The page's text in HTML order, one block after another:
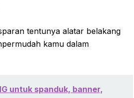
tentunya alatar belakang
kamu dalam
untuk spanduk, banner,